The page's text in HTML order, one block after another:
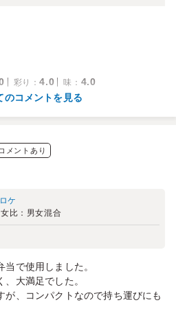
彩り ：4.0 味 ： 4.0
のコメントを見る
メントあり
ロケ
比： 男女混合
で使用しました。
大満足でした。
が、コンパクトなので持ち運びにも